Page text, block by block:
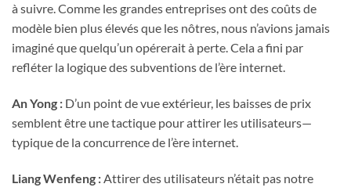
à suivre. Comme les grandes entreprises ont des coûts de
modèle bien plus élevés que les nôtres, nous n’avions jamais
imaginé que quelqu’un opérerait à perte. Cela a fini par
refléter la logique des subventions de l’ère internet.
An Yong : D’un point de vue extérieur, les baisses de prix
semblent être une tactique pour attirer les utilisateurs—
typique de la concurrence de l’ère internet.
Liang Wenfeng : Attirer des utilisateurs n’était pas notre